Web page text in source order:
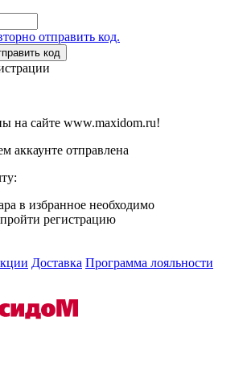
отправить код.
код
на сайте www.maxidom.ru!
аккаунте отправлена
в избранное необходимо
регистрацию
Доставка Программа лояльности